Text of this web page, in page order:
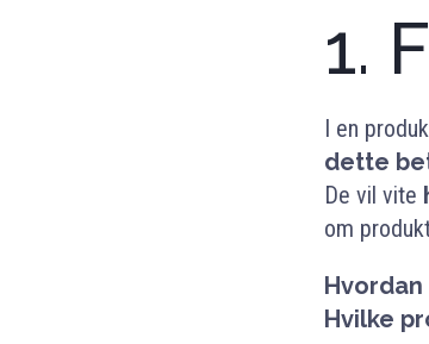
1.
I en
dette
De vil vite
om
Hvilke